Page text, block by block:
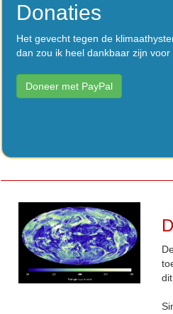
Donaties
Het gevecht tegen de
dan zou ik heel dankbaar zijn
Doneer met PayPal